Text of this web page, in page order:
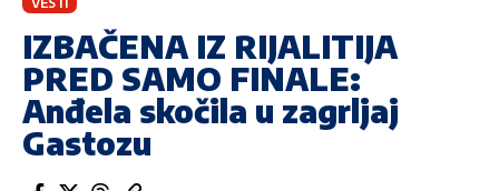
IZBAČENA IZ RIJALITIJA
PRED SAMO FINALE:
Anđela skočila u zagrljaj
Gastozu